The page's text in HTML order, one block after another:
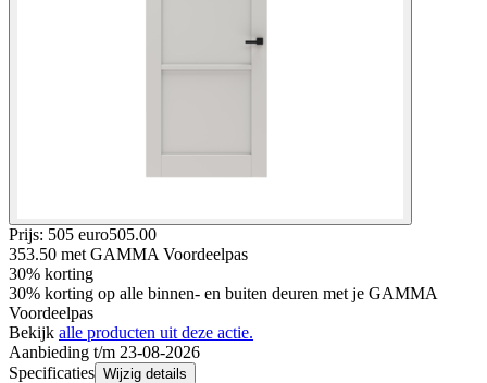
Prijs: 505 euro505.00
353.50 met GAMMA Voordeelpas
30% korting
30% korting op alle binnen- en buiten deuren met je GAMMA
Voordeelpas
Bekijk alle producten uit deze actie.
Aanbieding t/m 23-08-2026
Specificaties Wijzig details